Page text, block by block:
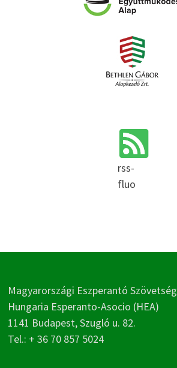
rss-
fluo
Magyarországi Eszperantó Szövetség
Hungaria Esperanto-Asocio (HEA)
1141 Budapest, Szugló u. 82.
Tel.: + 36 70 857 5024